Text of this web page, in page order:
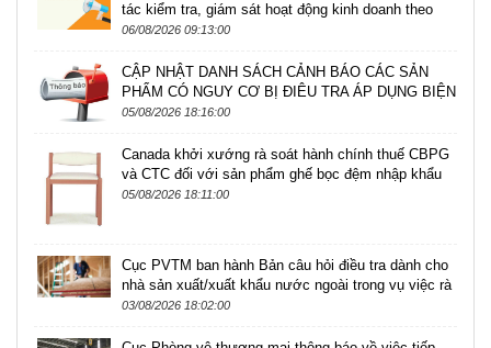
tác kiểm tra, giám sát hoạt động kinh doanh theo
phương...
06/08/2026 09:13:00
CẬP NHẬT DANH SÁCH CẢNH BÁO CÁC SẢN
PHẨM CÓ NGUY CƠ BỊ ĐIÊU TRA ÁP DỤNG BIỆN
PHÁP PHÒNG VỆ THƯƠNG MẠI,...
05/08/2026 18:16:00
Canada khởi xướng rà soát hành chính thuế CBPG
và CTC đối với sản phẩm ghế bọc đệm nhập khẩu
từ Trung...
05/08/2026 18:11:00
Cục PVTM ban hành Bản câu hỏi điều tra dành cho
nhà sản xuất/xuất khẩu nước ngoài trong vụ việc rà
soát...
03/08/2026 18:02:00